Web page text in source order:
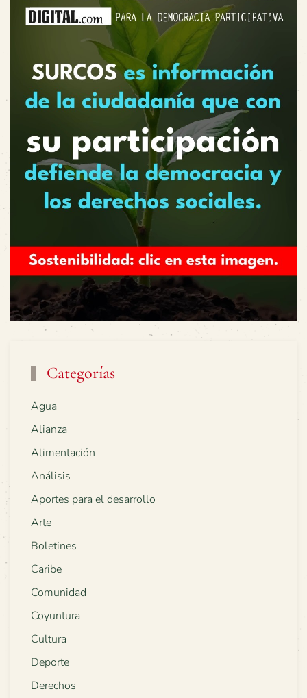
Categorías
Agua
Alianza
Alimentación
Análisis
Aportes para el desarrollo
Arte
Boletines
Caribe
Comunidad
Coyuntura
Cultura
Deporte
Derechos